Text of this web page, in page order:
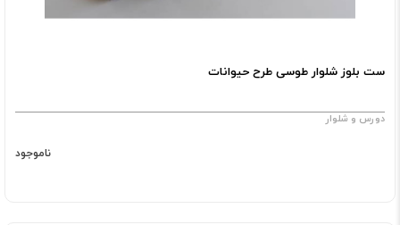
ست بلوز شلوار طوسی طرح حیوانات
دورس و شلوار
ناموجود